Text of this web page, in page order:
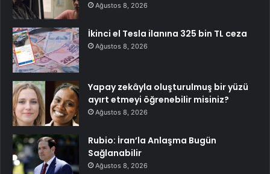
Ağustos 8, 2026
İkinci el Tesla ilanına 325 bin TL ceza
Ağustos 8, 2026
Yapay zekâyla oluşturulmuş bir yüzü
ayırt etmeyi öğrenebilir misiniz?
Ağustos 8, 2026
Rubio: İran’la Anlaşma Bugün
Sağlanabilir
Ağustos 8, 2026